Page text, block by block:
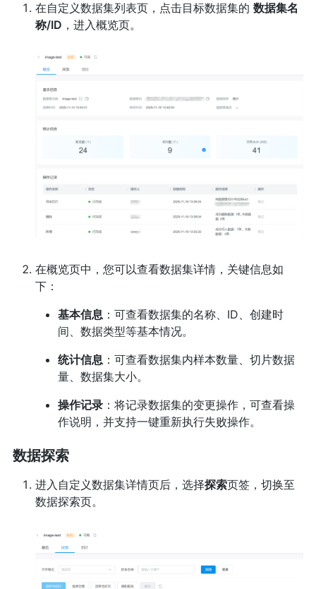
在自定义数据集列表页，点击目标数据集的 数据集名
称/ID ，进入概览页。
在概览页中，您可以查看数据集详情，关键信息如
下：
基本信息：可查看数据集的名称、ID、创建时
间、数据类型等基本情况。
统计信息：可查看数据集内样本数量、切片数据
量、数据集大小。
操作记录：将记录数据集的变更操作，可查看操
作说明，并支持一键重新执行失败操作。
数据探索
进入自定义数据集详情页后，选择探索页签，切换至
数据探索页。